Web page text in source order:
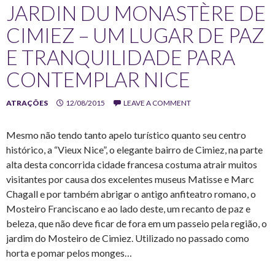
JARDIN DU MONASTÈRE DE
CIMIEZ – UM LUGAR DE PAZ
E TRANQUILIDADE PARA
CONTEMPLAR NICE
ATRAÇÕES 12/08/2015 LEAVE A COMMENT
Mesmo não tendo tanto apelo turístico quanto seu centro
histórico, a “Vieux Nice”, o elegante bairro de Cimiez, na parte
alta desta concorrida cidade francesa costuma atrair muitos
visitantes por causa dos excelentes museus Matisse e Marc
Chagall e por também abrigar o antigo anfiteatro romano, o
Mosteiro Franciscano e ao lado deste, um recanto de paz e
beleza, que não deve ficar de fora em um passeio pela região, o
jardim do Mosteiro de Cimiez. Utilizado no passado como
horta e pomar pelos monges…